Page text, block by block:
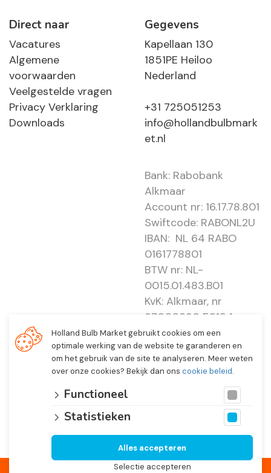
Direct naar
Vacatures
Algemene
voorwaarden
Veelgestelde vragen
Privacy Verklaring
Downloads
Gegevens
Kapellaan 130
1851PE Heiloo
Nederland
+31 725051253
info@hollandbulbmark
et.nl
Bank: Rabobank
Alkmaar
Account nr: 16.17.78.801
Swiftcode: RABONL2U
IBAN: NL 64 RABO
0161778801
BTW nr: NL-
0015.01.483.B01
KvK: Alkmaar, nr
37000830 E0194 -
EBO 505
© 2026 Holland Bulb Market, Heiloo Netherlands
Holland Bulb Market gebruikt cookies om een
optimale werking van de website te garanderen en
om het gebruik van de site te analyseren. Meer weten
over onze cookies? Bekijk dan ons cookie beleid.
Functioneel
Statistieken
Selectie accepteren
Alles accepteren